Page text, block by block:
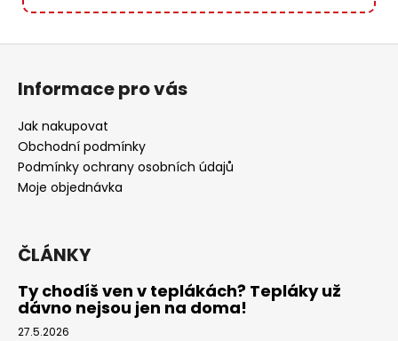
Informace pro vás
Jak nakupovat
Obchodní podmínky
Podmínky ochrany osobních údajů
Moje objednávka
ČLÁNKY
Ty chodíš ven v teplákách? Tepláky už
dávno nejsou jen na doma!
27.5.2026